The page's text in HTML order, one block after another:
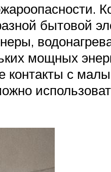
бытовой
мощных
контакты с